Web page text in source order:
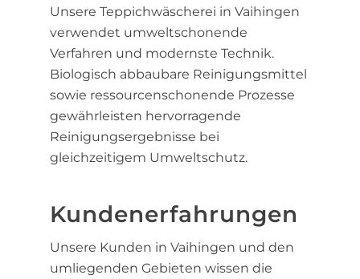
Unsere Teppichwäscherei in Vaihingen
verwendet umweltschonende
Verfahren und modernste Technik.
Biologisch abbaubare Reinigungsmittel
sowie ressourcenschonende Prozesse
gewährleisten hervorragende
Reinigungsergebnisse bei
gleichzeitigem Umweltschutz.
Kundenerfahrungen
Unsere Kunden in Vaihingen und den
umliegenden Gebieten wissen die